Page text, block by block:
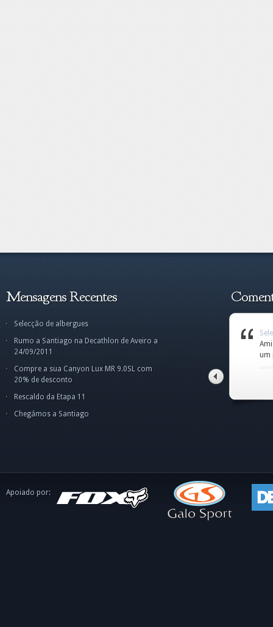
Mensagens Recentes
Selecção de albergues
Rumo a Santiago na Decathlon de Aveiro a
24/09/2011
Compre a sua Canyon Lux MR 9.0SL com
20% de desconto
Rescaldo da Etapa 11
Chegámos a Santiago
Amigo Norberto,fiquei
tito alves pinto
Olá
Apoiado por: